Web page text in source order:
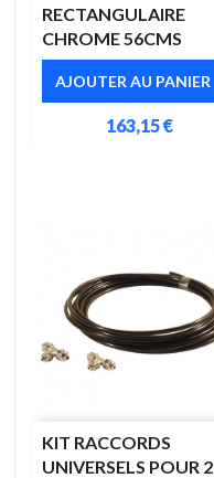
RECTANGULAIRE
CHROME 56CMS
AJOUTER AU PANIER
163,15 €
KIT RACCORDS
UNIVERSELS POUR 2